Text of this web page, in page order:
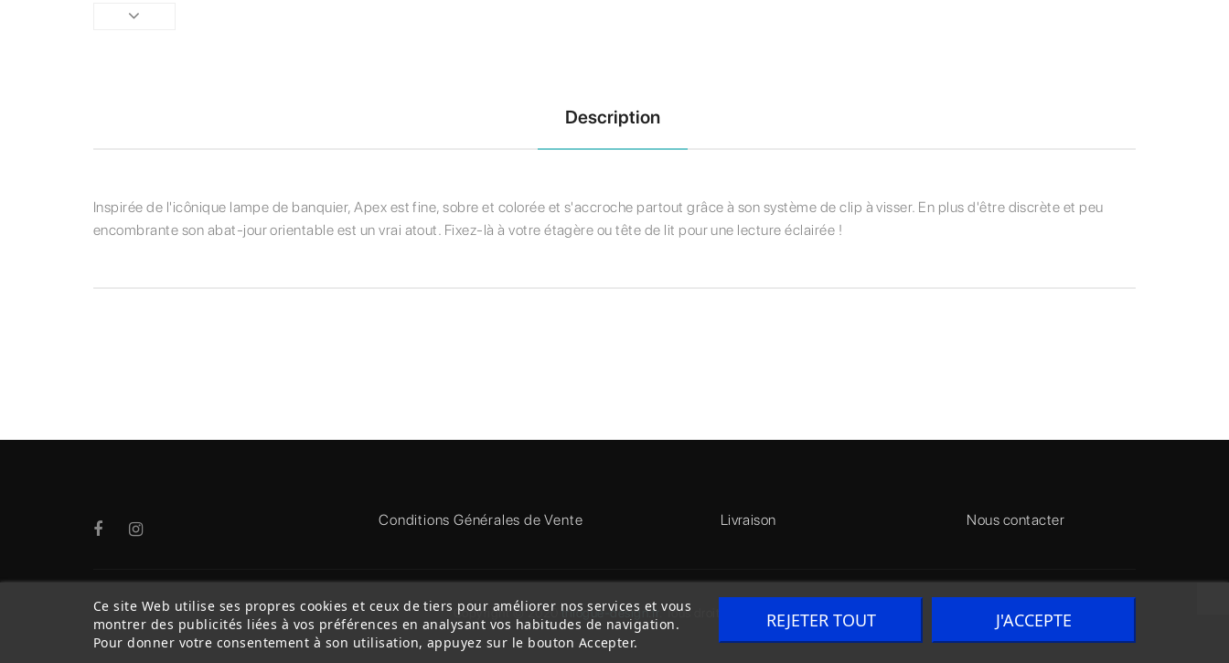
Description
Inspirée de l'icônique lampe de banquier, Apex est fine, sobre et colorée et s'accroche partout grâce à son système de clip à visser. En plus d'être discrète et peu
encombrante son abat-jour orientable est un vrai atout. Fixez-là à votre étagère ou tête de lit pour une lecture éclairée !
Conditions Générales de Vente Livraison Nous contacter
Copyright © 2020 trilogue-design.fr . Tous droits réservés
Ce site Web utilise ses propres cookies et ceux de tiers pour améliorer nos services et vous
montrer des publicités liées à vos préférences en analysant vos habitudes de navigation.
Pour donner votre consentement à son utilisation, appuyez sur le bouton Accepter.
REJETER TOUT J'ACCEPTE